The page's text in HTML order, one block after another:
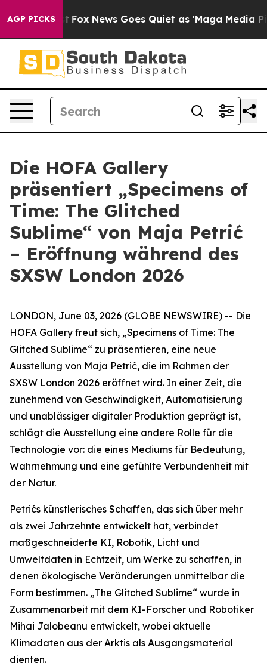
AGP PICKS
Exist Fox News Goes Quiet as 'Maga Media
Die HOFA Gallery
präsentiert „Specimens of
Time: The Glitched
Sublime“ von Maja Petrić
– Eröffnung während des
SXSW London 2026
LONDON, June 03, 2026 (GLOBE NEWSWIRE) -- Die
HOFA Gallery freut sich, „Specimens of Time: The
Glitched Sublime“ zu präsentieren, eine neue
Ausstellung von Maja Petrić, die im Rahmen der
SXSW London 2026 eröffnet wird. In einer Zeit, die
zunehmend von Geschwindigkeit, Automatisierung
und unablässiger digitaler Produktion geprägt ist,
schlägt die Ausstellung eine andere Rolle für die
Technologie vor: die eines Mediums für Bedeutung,
Wahrnehmung und eine gefühlte Verbundenheit mit
der Natur.
Petrićs künstlerisches Schaffen, das sich über mehr
als zwei Jahrzehnte entwickelt hat, verbindet
maßgeschneiderte KI, Robotik, Licht und
Umweltdaten in Echtzeit, um Werke zu schaffen, in
denen ökologische Veränderungen unmittelbar die
Form bestimmen. „The Glitched Sublime“ wurde in
Zusammenarbeit mit dem KI-Forscher und Robotiker
Mihai Jalobeanu entwickelt, wobei aktuelle
Klimadaten aus der Arktis als Ausgangsmaterial
dienten.